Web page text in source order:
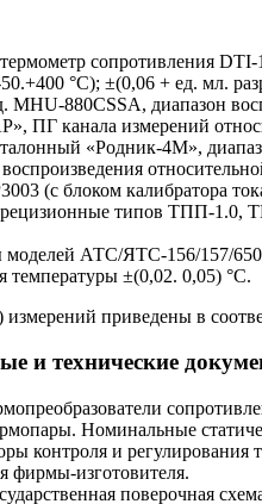
сопротивления
°С); ±(0,06 + ед. мл.
MHU-880CSSA, диапазон
ПГ канала измерений
«Родник-4М»,
(с блоком калибратора
типов ТПП-1.0,
моделей АТС/ЯТС-156/157/
температуры ±(0,02. 0,05) °С.
приведены в
и технические
Номинальные
контроля и регулирования
фирмы-изготовителя.
поверочная